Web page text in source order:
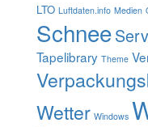
LTO Luftdaten.info Medien
Schnee
Tapelibrary Theme
Wetter Windows